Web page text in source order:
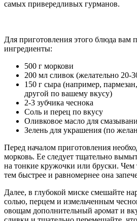
самых привередливых гурманов.
Для приготовления этого блюда вам
ингредиенты:
500 г моркови
200 мл сливок (желательно 20-
150 г сыра (например,
другой по вашему вкусу)
2-3 зубчика чеснока
Соль и перец по вкусу
Оливковое масло для
Зелень для украшения (по
Перед началом приготовления
морковь. Ее следует тщательно
на тонкие кружочки или бруски. Чем
тем быстрее и равномернее она
Далее, в глубокой миске смешайте
солью, перцем и измельченным
овощам дополнительный аромат и